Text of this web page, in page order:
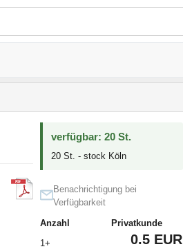
verfügbar: 20 St.
20 St. - stock Köln
Benachrichtigung bei
Verfügbarkeit
Anzahl
Privatkunde
1+
0.5 EUR